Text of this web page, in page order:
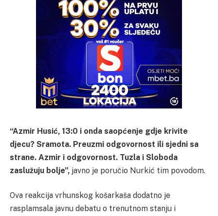
“Azmir Husić, 13:0 i onda saopćenje gdje krivite
djecu? Sramota. Preuzmi odgovornost ili sjedni sa
strane. Azmir i odgovornost. Tuzla i Sloboda
zaslužuju bolje”, javno je poručio Nurkić tim povodom.
Ova reakcija vrhunskog košarkaša dodatno je
rasplamsala javnu debatu o trenutnom stanju i